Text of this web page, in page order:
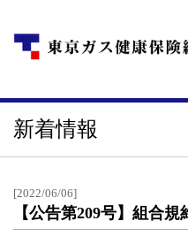
新着情報
[2022/06/06]
【公告第209号】組合